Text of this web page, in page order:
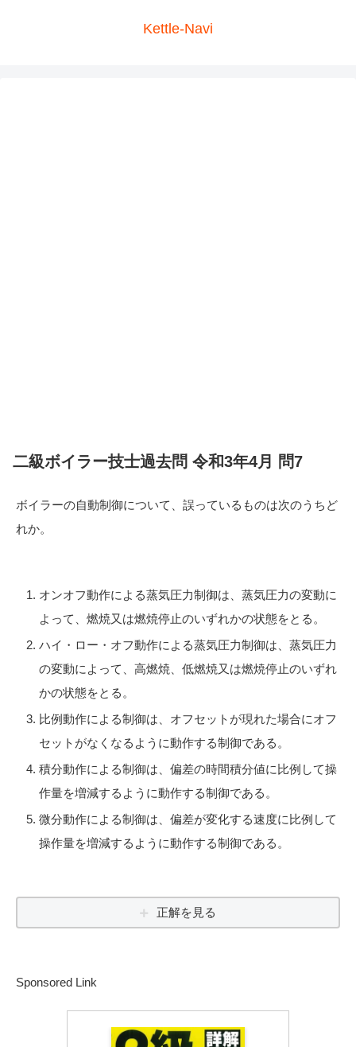
Kettle-Navi
二級ボイラー技士過去問 令和3年4月 問7
ボイラーの自動制御について、誤っているものは次のうちど
れか。
オンオフ動作による蒸気圧力制御は、蒸気圧力の変動に
よって、燃焼又は燃焼停止のいずれかの状態をとる。
ハイ・ロー・オフ動作による蒸気圧力制御は、蒸気圧力
の変動によって、高燃焼、低燃焼又は燃焼停止のいずれ
かの状態をとる。
比例動作による制御は、オフセットが現れた場合にオフ
セットがなくなるように動作する制御である。
積分動作による制御は、偏差の時間積分値に比例して操
作量を増減するように動作する制御である。
微分動作による制御は、偏差が変化する速度に比例して
操作量を増減するように動作する制御である。
正解を見る
Sponsored Link